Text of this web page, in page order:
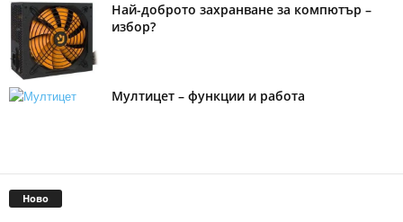
Най-доброто захранване за компютър –
избор?
Мултицет – функции и работа
Ново